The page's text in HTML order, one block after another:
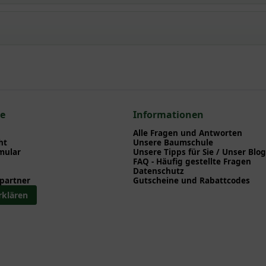
/ Immergrüne Garten-Schleifenblume
Informationen
Alle Fragen und Antworten
Unsere Baumschule
Unsere Tipps für Sie / Unser Blog
FAQ - Häufig gestellte Fragen
Datenschutz
Gutscheine und Rabattcodes